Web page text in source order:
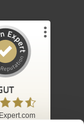
zu
97
auf